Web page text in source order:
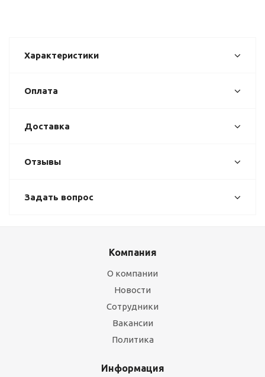
Характеристики
Оплата
Доставка
Отзывы
Задать вопрос
Компания
О компании
Новости
Сотрудники
Вакансии
Политика
Информация